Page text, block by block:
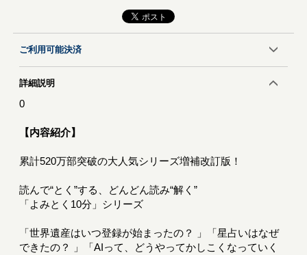
ご利用可能決済
詳細説明
0
【内容紹介】
累計520万部突破の大人気シリーズ増補改訂版！
読んで“とく”する、どんどん読み“解く”
「よみとく10分」シリーズ
「世界遺産はいつ登録が始まったの？ 」「星占いはなぜ
できたの？ 」「AIって、どうやってかしこくなっていく